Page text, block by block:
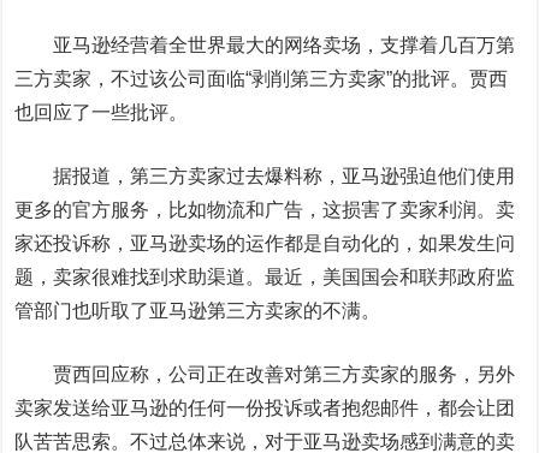
亚马逊经营着全世界最大的网络卖场，支撑着几百万第
三方卖家，不过该公司面临“剥削第三方卖家”的批评。贾西
也回应了一些批评。
据报道，第三方卖家过去爆料称，亚马逊强迫他们使用
更多的官方服务，比如物流和广告，这损害了卖家利润。卖
家还投诉称，亚马逊卖场的运作都是自动化的，如果发生问
题，卖家很难找到求助渠道。最近，美国国会和联邦政府监
管部门也听取了亚马逊第三方卖家的不满。
贾西回应称，公司正在改善对第三方卖家的服务，另外
卖家发送给亚马逊的任何一份投诉或者抱怨邮件，都会让团
队苦苦思索。不过总体来说，对于亚马逊卖场感到满意的卖